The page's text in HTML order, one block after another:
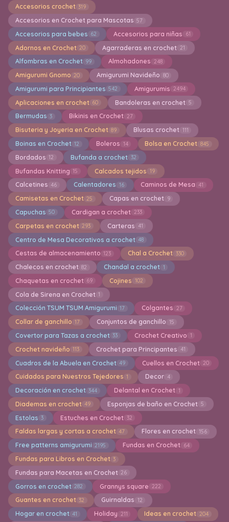
Accesorios crochet 319
Accesorios en Crochet para Mascotas 57
Accesorios para bebes 62 Accesorios para niñas 61
Adornos en Crochet 20 Agarraderas en crochet 21
Alfombras en Crochet 99 Almohadones 248
Amigurumi Gnomo 20 Amigurumi Navideño 80
Amigurumi para Principiantes 542 Amigurumis 2494
Aplicaciones en crochet 60 Bandoleras en crochet 5
Bermudas 3 Bikinis en Crochet 27
Bisuteria y Joyeria en Crochet 89 Blusas crochet 111
Boinas en Crochet 12 Boleros 14 Bolsa en Crochet 845
Bordados 12 Bufanda a crochet 32
Bufandas Knitting 15 Calcados tejidos 19
Calcetines 46 Calentadores 16 Caminos de Mesa 41
Camisetas en Crochet 25 Capas en crochet 9
Capuchas 50 Cardigan a crochet 233
Carpetas en crochet 293 Carteras 41
Centro de Mesa Decorativos a crochet 48
Cestas de almacenamiento 123 Chal a Crochet 330
Chalecos en crochet 82 Chandal a crochet 1
Chaquetas en crochet 69 Cojines 102
Cola de Sirena en Crochet 1
Colección TSUM TSUM Amigurumi 17 Colgantes 27
Collar de ganchillo 17 Conjuntos de ganchillo 15
Covertor para Tazas a crochet 33 Crochet Creativo 1
Crochet navideño 113 Crochet para Principantes 41
Cuadros de la Abuela en Crochet 49 Cuellos en Crochet 20
Cuidados para Nuestros Tejedores 1 Decor 4
Decoración en crochet 344 Delantal en Crochet 1
Diademas en crochet 49 Esponjas de baño en Crochet 5
Estolas 3 Estuches en Crochet 32
Faldas largas y cortas a crochet 47 Flores en crochet 156
Free patterns amigurumi 2195 Fundas en Crochet 64
Fundas para Libros en Crochet 3
Fundas para Macetas en Crochet 26
Gorros en crochet 282 Grannys square 222
Guantes en crochet 32 Guirnaldas 12
Hogar en crochet 41 Holiday 211 Ideas en crochet 204